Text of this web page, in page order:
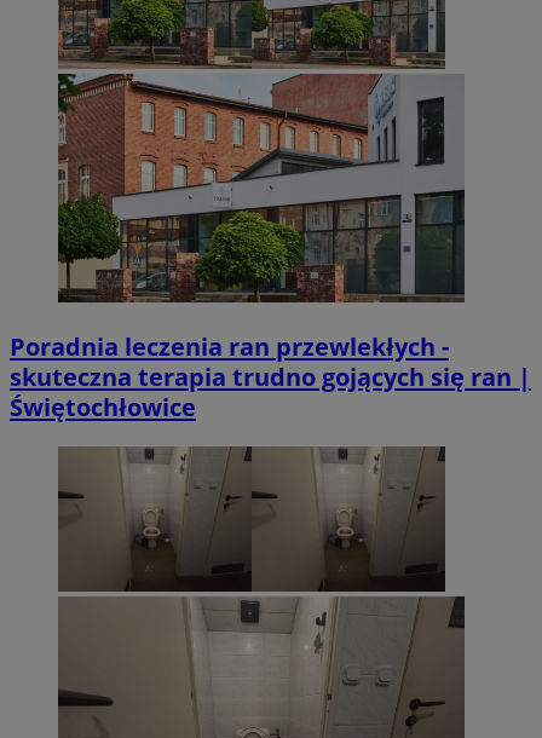
Poradnia leczenia ran przewlekłych -
skuteczna terapia trudno gojących się ran |
Świętochłowice